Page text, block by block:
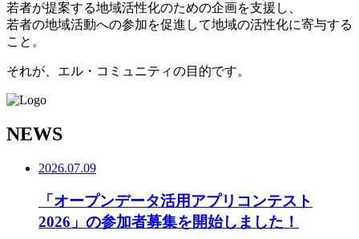
若者が提案する地域活性化のための企画を支援し、
若者の地域活動への参加を促進して地域の活性化に寄与する
こと。
それが、エル・コミュニティの目的です。
NEWS
2026.07.09
「オープンデータ活用アプリコンテスト
2026」の参加者募集を開始しました！